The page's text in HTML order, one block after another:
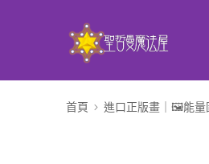
首頁 進口正版畫｜🖼️能量